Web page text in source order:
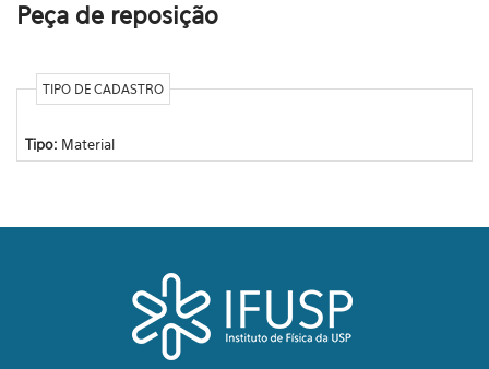
Peça de reposição
TIPO DE CADASTRO
Tipo: Material